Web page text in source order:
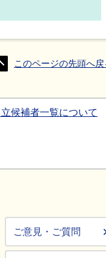
このページの先頭へ戻
候補者一覧について
ご意見・ご質問